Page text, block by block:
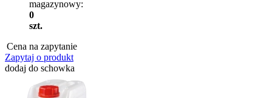
magazynowy:
0
szt.
Cena na zapytanie
Zapytaj o produkt
dodaj do schowka